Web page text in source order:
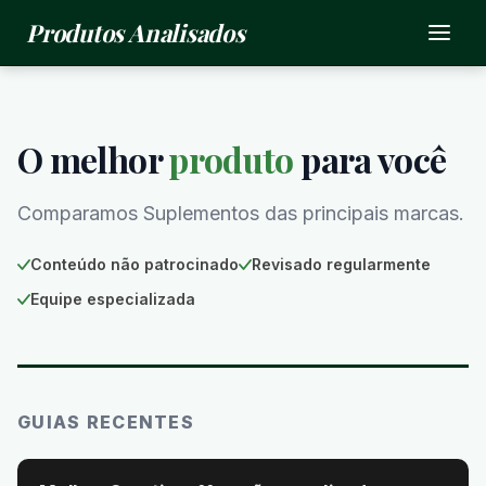
Produtos Analisados
O melhorprodutopara você
Comparamos Suplementos das principais marcas.
Conteúdo não patrocinado
Revisado regularmente
Equipe especializada
GUIAS RECENTES